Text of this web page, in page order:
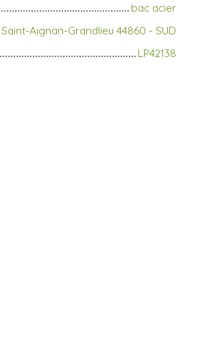
bac acier
Saint-Aignan-Grandlieu 44860 - SUD
LP42138